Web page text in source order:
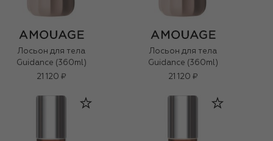
Лосьон для тела
Guidance (360ml)
21 120 ₽
Лосьон для тела
Guidance (360ml)
21 120 ₽